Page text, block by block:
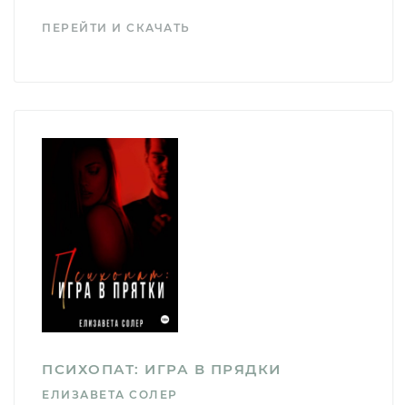
ПЕРЕЙТИ И СКАЧАТЬ
ПСИХОПАТ: ИГРА В ПРЯДКИ
ЕЛИЗАВЕТА СОЛЕР